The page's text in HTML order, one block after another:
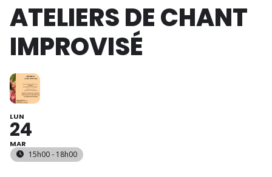
ATELIERS DE CHANT
IMPROVISÉ
LUN
24
MAR
15h00 - 18h00